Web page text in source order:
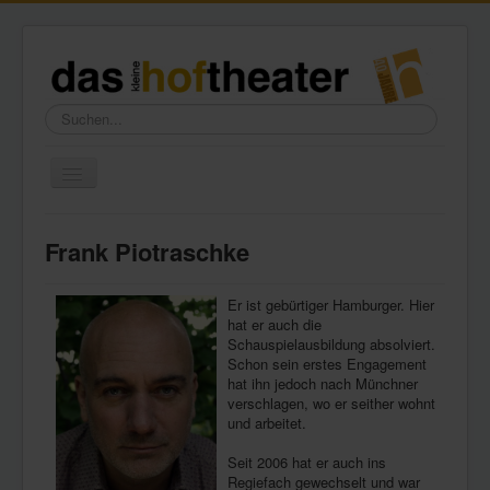
Suchen...
Wir über uns
Freundeskreis
Galerie
Presse
Frank Piotraschke
Er ist gebürtiger Hamburger. Hier
hat er auch die
Schauspielausbildung absolviert.
Schon sein erstes Engagement
hat ihn jedoch nach Münchner
verschlagen, wo er seither wohnt
und arbeitet.
Seit 2006 hat er auch ins
Regiefach gewechselt und war